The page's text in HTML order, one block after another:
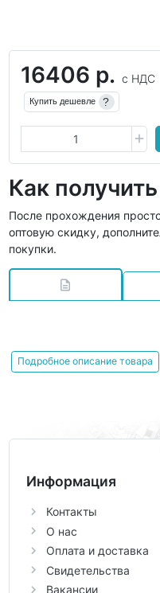
16406 р. с НДС
Купить дешевле ?
Как
После прохождения
оптовую скидку,
покупки.
Подробное описание товара
Информация
Контакты
О нас
Оплата и доставка
Свидетельства
Вакансии